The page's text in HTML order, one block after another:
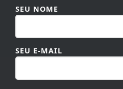
SEU E-MAIL
SEU TELEFONE